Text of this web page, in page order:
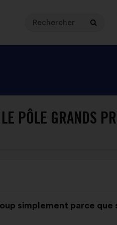
Pour
une
doit
comprise
la
Rechercher
PÔLE GRANDS
simplement parce que